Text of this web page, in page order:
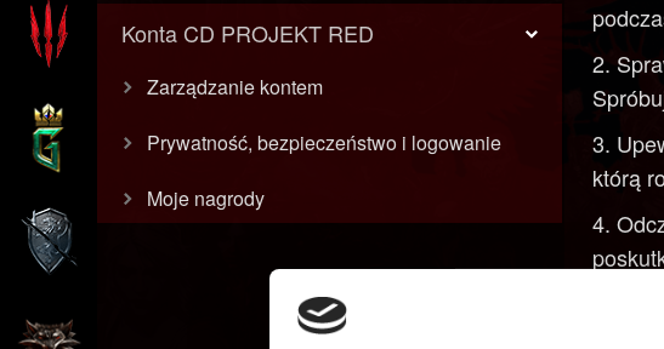
Konta CD PROJEKT RED
Zarządzanie kontem
Prywatność, bezpieczeństwo i logowanie
Moje nagrody
którą